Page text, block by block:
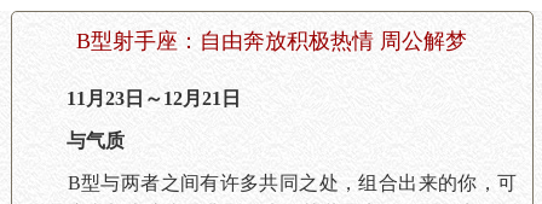
B型射手座：自由奔放积极热情 周公解梦
11月23日～12月21日
与气质
B型与两者之间有许多共同之处，组合出来的你，可